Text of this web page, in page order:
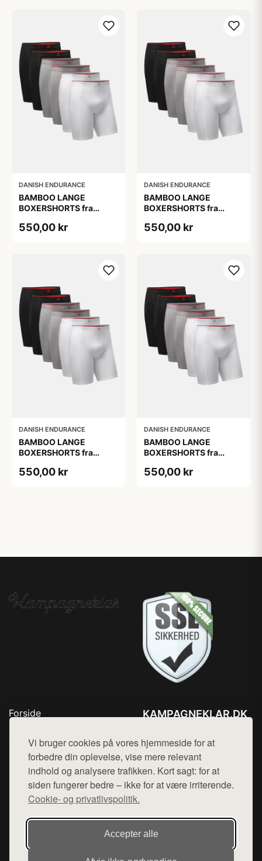
Vi bruger cookies på vores hjemmeside for at
forbedre din oplevelse, vise mere relevant
indhold og analysere trafikken. Kort sagt: for at
siden fungerer bedre – ikke for at være irriterende.
Cookie- og privatlivspolitik.
Accepter alle
DANISH ENDURANCE
BAMBOO LANGE
BOXERSHORTS fra
Sort/Rød | Grå | Hvid 6-
550,00 kr
DANISH ENDURANCE
BAMBOO LANGE
BOXERSHORTS fra
Sort/Rød | Grå | Hvid 6-
550,00 kr
DANISH ENDURANCE
BAMBOO LANGE
BOXERSHORTS fra
Sort/Rød | Grå | Hvid 6-
550,00 kr
DANISH ENDURANCE
BAMBOO LANGE
BOXERSHORTS fra
Sort/Rød | Grå | Hvid 6-
550,00 kr
Forside
Top Rabatter
Kontakt
KAMPAGNEKLAR.DK
Mail: hej@want.dk
Cookie- og privatlivspolitik
Denne side er en del af want.dk, der udgiver en række
hjemmesider med præsentation af forskellige produkter fra
diverse webshops. Der sælges ikke varer fra denne side - vi